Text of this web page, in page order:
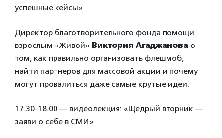
успешные кейсы»
Директор благотворительного фонда помощи
взрослым «Живой» Виктория Агаджанова о
том, как правильно организовать флешмоб,
найти партнеров для массовой акции и почему
могут провалиться даже самые крутые идеи.
17.30-18.00 — видеолекция: «Щедрый вторник —
заяви о себе в СМИ»